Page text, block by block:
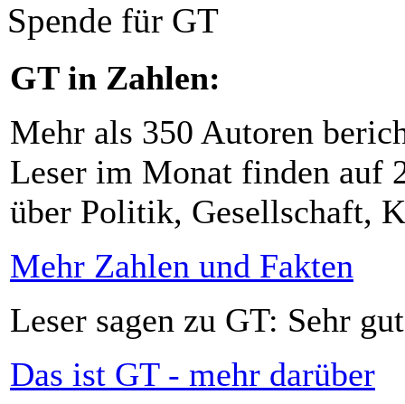
Spende für GT
GT in Zahlen:
Mehr als 350 Autoren
Leser im Monat finden auf
über Politik, Gesellschaft,
Mehr Zahlen und Fakten
Leser sagen zu GT: Sehr
Das ist GT - mehr darüber